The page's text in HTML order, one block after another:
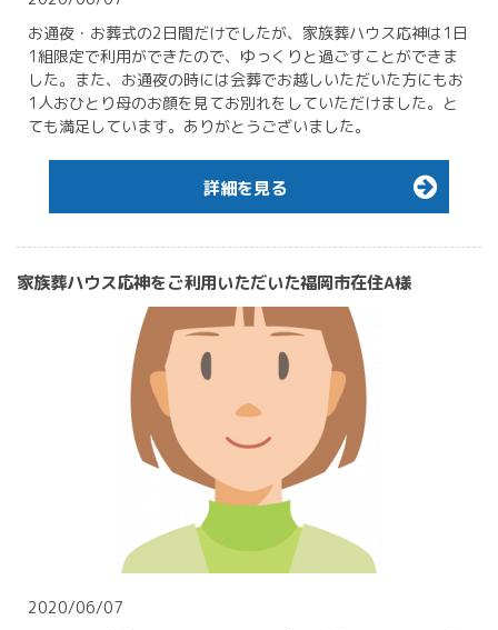
お通夜・お葬式の2日間だけでしたが、家族葬ハウス応神は1日
1組限定で利用ができたので、ゆっくりと過ごすことができま
した。また、お通夜の時には会葬でお越しいただいた方にもお
1人おひとり母のお顔を見てお別れをしていただけました。と
ても満足しています。ありがとうございました。
詳細を見る
家族葬ハウス応神をご利用いただいた福岡市在住A様
2020/06/07